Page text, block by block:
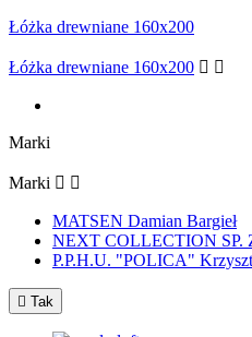
Łóżka drewniane 160x200
Łóżka drewniane 160x200  
Marki
Marki  
MATSEN Damian Bargieł
NEXT COLLECTION SP.
P.P.H.U. "POLICA"
 Tak